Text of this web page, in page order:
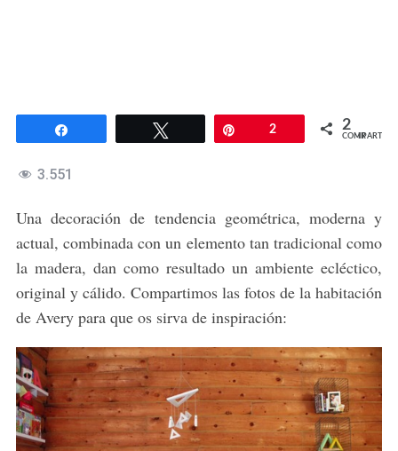
Twittear 2 2
COMPARTIR
3.551
Una decoración de tendencia geométrica, moderna y
actual, combinada con un elemento tan tradicional como
la madera, dan como resultado un ambiente ecléctico,
original y cálido. Compartimos las fotos de la habitación
de Avery para que os sirva de inspiración: